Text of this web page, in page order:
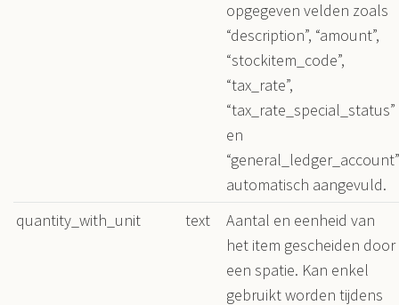
opgegeven velden zoals
“description”, “amount”,
“stockitem_code”,
“tax_rate”,
“tax_rate_special_status”
en
“general_ledger_account”
automatisch aangevuld.
quantity_with_unit
text
Aantal en eenheid van
het item gescheiden door
een spatie. Kan enkel
gebruikt worden tijdens